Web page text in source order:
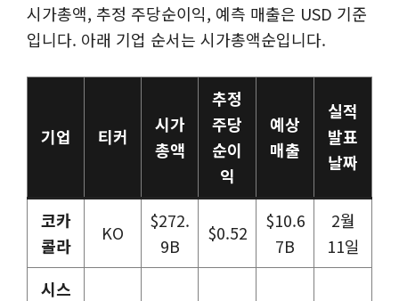
시가총액, 추정 주당순이익, 예측 매출은 USD 기준
입니다. 아래 기업 순서는 시가총액순입니다.
기업 티커
시가
총액
추정
주당
순이
익
예상
매출
실적
발표
날짜
코카
콜라
KO
$272.
9B
$0.52
$10.6
7B
2월
11일
시스